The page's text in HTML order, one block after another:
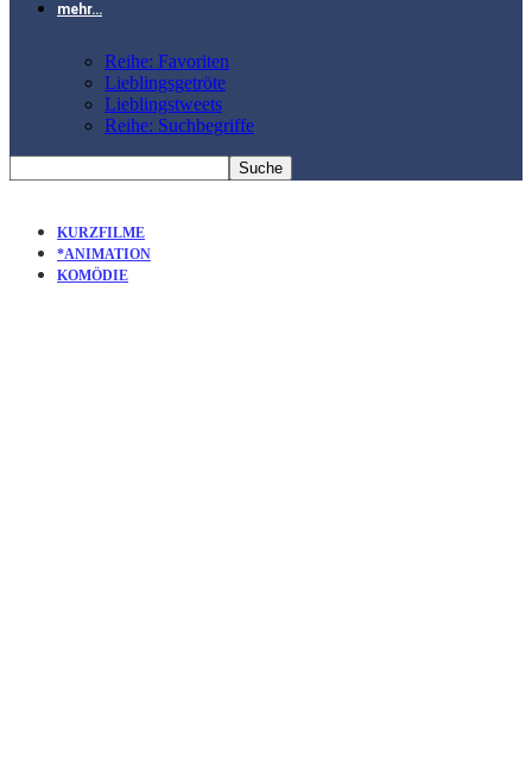
mehr…
Reihe: Favoriten
Lieblingsgetröte
Lieblingstweets
Reihe: Suchbegriffe
KURZFILME
*ANIMATION
KOMÖDIE